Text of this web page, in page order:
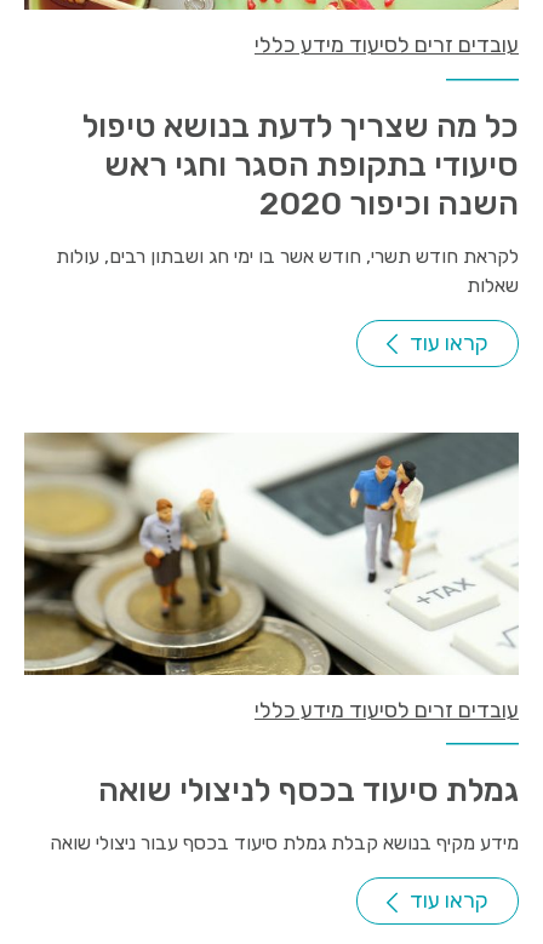
עובדים זרים לסיעוד מידע כללי
כל מה שצריך לדעת בנושא טיפול
סיעודי בתקופת הסגר וחגי ראש
השנה וכיפור 2020
לקראת חודש תשרי, חודש אשר בו ימי חג ושבתון רבים, עולות
שאלות
קראו עוד
עובדים זרים לסיעוד מידע כללי
גמלת סיעוד בכסף לניצולי שואה
מידע מקיף בנושא קבלת גמלת סיעוד בכסף עבור ניצולי שואה
קראו עוד